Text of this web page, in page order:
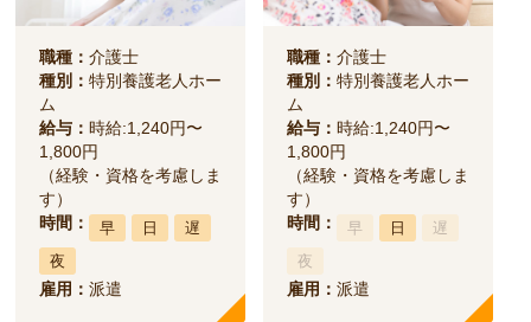
職種：介護士
種別：特別養護老人ホー
ム
給与：時給:1,240円〜
1,800円
（経験・資格を考慮しま
す）
時間： 早 日
遅
夜
雇用：派遣
職種：介護士
種別：特別養護老人ホー
ム
給与：時給:1,240円〜
1,800円
（経験・資格を考慮しま
す）
時間：
早 日
遅
夜
雇用：派遣